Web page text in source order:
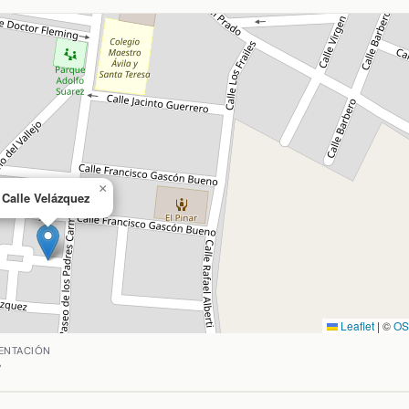
Calle Velázquez
×
Leaflet | ©
Ciudad Real. Coordenadas: latitud